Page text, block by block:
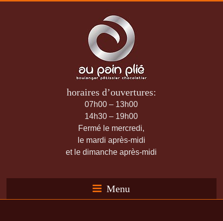
horaires d’ouvertures:
07h00 – 13h00
14h30 – 19h00
Fermé le mercredi,
le mardi après-midi
et le dimanche après-midi
Menu